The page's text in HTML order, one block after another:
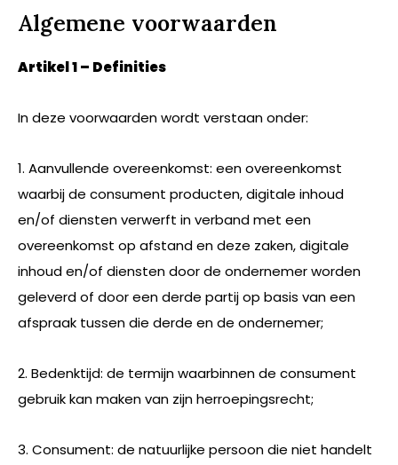
Algemene voorwaarden
Artikel 1 – Definities
In deze voorwaarden wordt verstaan onder:
1. Aanvullende overeenkomst: een overeenkomst
waarbij de consument producten, digitale inhoud
en/of diensten verwerft in verband met een
overeenkomst op afstand en deze zaken, digitale
inhoud en/of diensten door de ondernemer worden
geleverd of door een derde partij op basis van een
afspraak tussen die derde en de ondernemer;
2. Bedenktijd: de termijn waarbinnen de consument
gebruik kan maken van zijn herroepingsrecht;
3. Consument: de natuurlijke persoon die niet handelt